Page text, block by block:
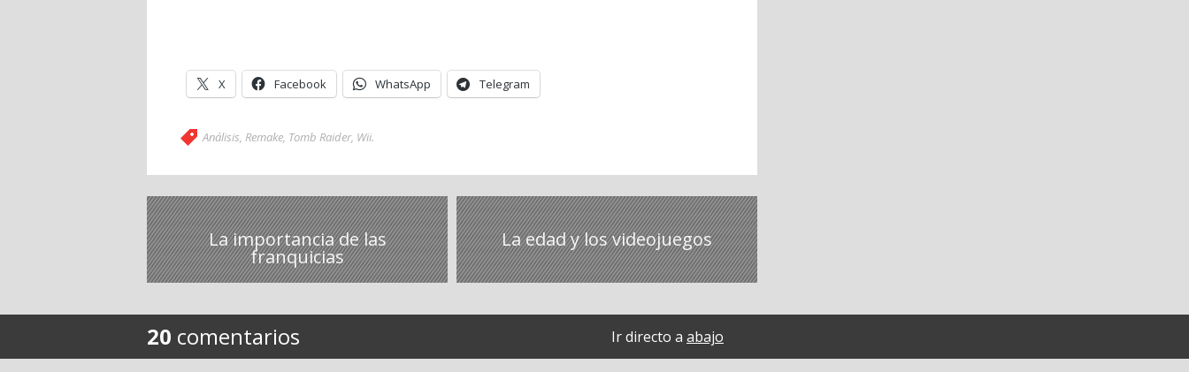
X Facebook WhatsApp Telegram
Análisis, Remake, Tomb Raider, Wii.
La importancia de las
franquicias
La edad y los videojuegos
20 comentarios Ir directo a abajo